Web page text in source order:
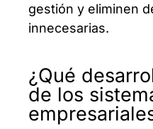
gestión y eliminen
innecesarias.
¿Qué
de los